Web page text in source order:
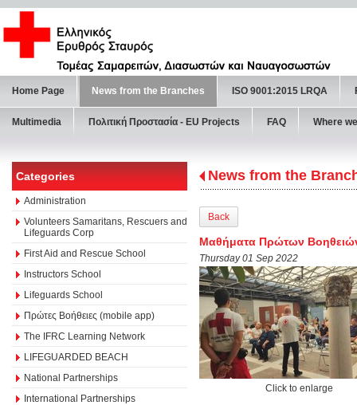
Home Page News from the Branches ISO 9001:2015 LRQA
Multimedia Πολιτική Προστασία - ΕU Projects FAQ Where
Categories
Administration
Volunteers Samaritans, Rescuers and
Lifeguards Corp
First Aid and Rescue School
Instructors School
Lifeguards School
Πρώτες Βοήθειες (mobile app)
The IFRC Learning Network
LIFEGUARDED BEACH
National Partnerships
International Partnerships
News from the
Back
Μαθήματα Πρώτων
Thursday 01 Sep 2022
Click to enlarge